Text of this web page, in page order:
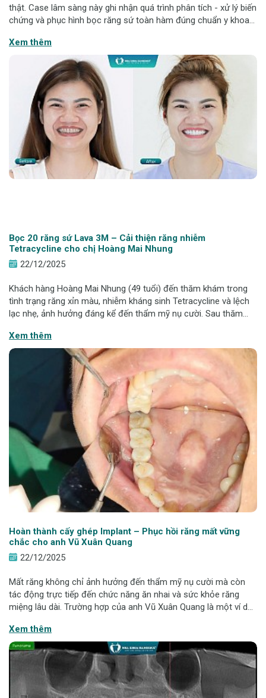
thật. Case lâm sàng này ghi nhận quá trình phân tích - xử lý biến
chứng và phục hình bọc răng sứ toàn hàm đúng chuẩn y khoa
nhai và nụ cười
Xem thêm
Bọc 20 răng sứ Lava 3M – Cải thiện răng nhiễm
Tetracycline cho chị Hoàng Mai Nhung
22/12/2025
Khách hàng Hoàng Mai Nhung (49 tuổi) đến thăm khám trong
tình trạng răng xỉn màu, nhiễm kháng sinh Tetracycline và lệch
lạc nhẹ, ảnh hưởng đáng kể đến thẩm mỹ nụ cười. Sau thăm
sứ Lava™ 3M nhằm cải
Xem thêm
Hoàn thành cấy ghép Implant – Phục hồi răng mất vững
chắc cho anh Vũ Xuân Quang
22/12/2025
Mất răng không chỉ ảnh hưởng đến thẩm mỹ nụ cười mà còn
tác động trực tiếp đến chức năng ăn nhai và sức khỏe răng
miệng lâu dài. Trường hợp của anh Vũ Xuân Quang là một ví dụ
hồi răng đã mất một cách
Xem thêm